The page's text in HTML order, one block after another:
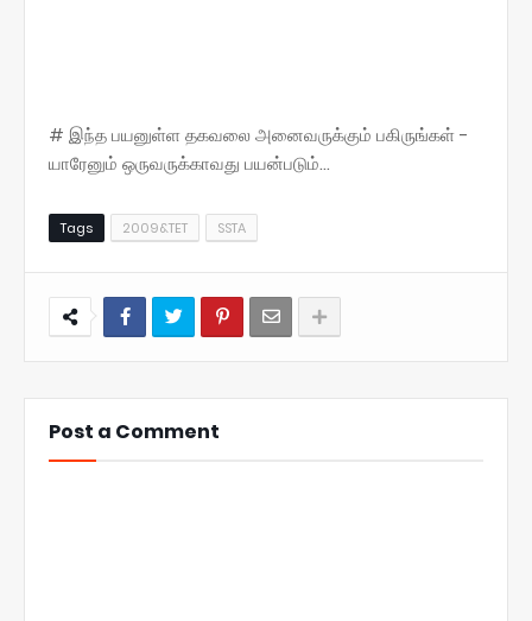
# இந்த பயனுள்ள தகவலை அனைவருக்கும் பகிருங்கள் -
யாரேனும் ஒருவருக்காவது பயன்படும்...
Tags 2009&TET SSTA
Post a Comment